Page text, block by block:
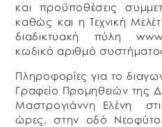
και προϋποθέσεις
καθώς και η Τεχνική
διαδικτυακή πύλη
κωδικό αριθμό
Πληροφορίες για το
Γραφείο Προμηθειών της
Μαστρογιάννη Ελένη
ώρες, στην οδό